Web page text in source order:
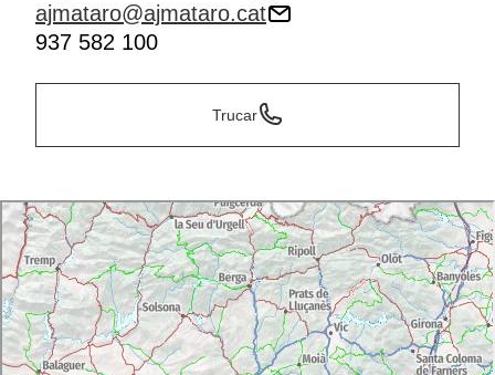
ajmataro@ajmataro.cat
937 582 100
Trucar